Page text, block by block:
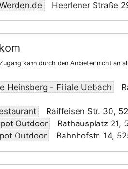
Heerlener Straße
kann durch den Anbieter nicht an
Heinsberg - Filiale Uebach
Raiffeisen Str. 30,
Outdoor
Rathausplatz 21,
Outdoor
Bahnhofstr. 14,